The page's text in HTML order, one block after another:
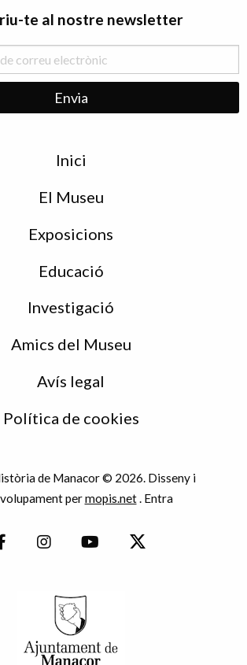
te al nostre newsletter
Inici
El Museu
Exposicions
Educació
Investigació
Amics del Museu
Avís legal
Política de cookies
de Manacor © 2026. Disseny i
permopis.net. Entra